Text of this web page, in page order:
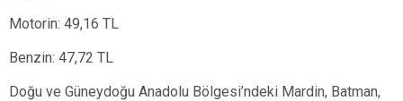
Motorin: 49,16 TL
Benzin: 47,72 TL
Doğu ve Güneydoğu Anadolu Bölgesi’ndeki Mardin, Batman,